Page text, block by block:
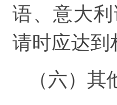
语、意大
请时应达到
（六）其